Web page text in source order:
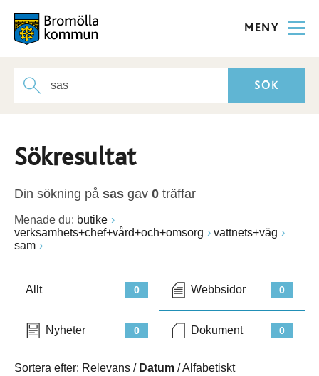
MENY
Sökresultat
Din sökning på sas gav 0 träffar
Menade du: butike
verksamhets+chef+vård+och+omsorg
vattnets+väg
sam
0
Allt 0
Webbsidor
0
Nyheter 0
Dokument
Sortera efter: Relevans / Datum /Alfabetiskt